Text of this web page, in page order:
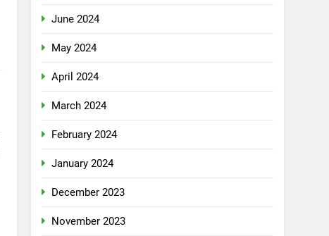
June 2024
May 2024
April 2024
March 2024
February 2024
January 2024
December 2023
November 2023